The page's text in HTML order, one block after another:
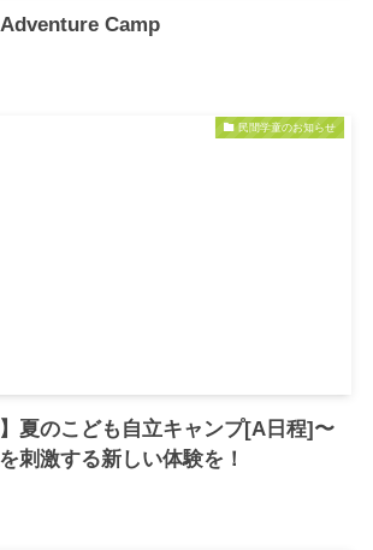
Camp
民間学童のお知らせ
】夏のこども自立キャンプ[A日程]〜
刺激する新しい体験を！